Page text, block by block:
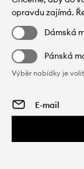
opravdu zajímá.
Dámská
Pánská
Výběr nabídky je